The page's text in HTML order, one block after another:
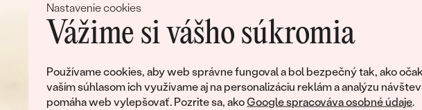
Nastavenie cookies
Vážime si vášho súkromia
Používame cookies, aby web správne fungoval a bol bezpečný tak, ako
vaším súhlasom ich využívame aj na personalizáciu reklám a analýzu
pomáha web vylepšovať. Pozrite sa, ako Google spracováva osobné údaje.
Ľutujeme, ale tento šperk si už svojích majiteľov
poctivo vyrábaných
Ako darček na
obratom pošleme